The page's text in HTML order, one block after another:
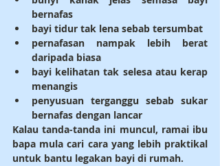
bernafas
bayi tidur tak lena sebab tersumbat
pernafasan nampak lebih berat
daripada biasa
bayi kelihatan tak selesa atau kerap
menangis
penyusuan terganggu sebab sukar
bernafas dengan lancar
Kalau tanda-tanda ini muncul, ramai ibu
bapa mula cari cara yang lebih praktikal
untuk bantu legakan bayi di rumah.